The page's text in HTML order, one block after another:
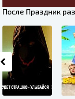
После Праздник